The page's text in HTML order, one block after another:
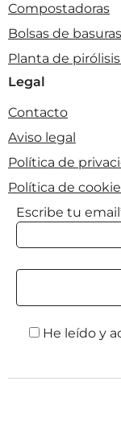
Compostadoras
Bolsas de
Planta de
Legal
Contacto
Aviso legal
Política de
Política de
Escribe tu
He leído y